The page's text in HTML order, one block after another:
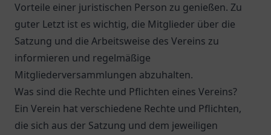
Vorteile einer juristischen Person zu genießen. Zu
guter Letzt ist es wichtig, die Mitglieder über die
Satzung und die Arbeitsweise des Vereins zu
informieren und regelmäßige
Mitgliederversammlungen abzuhalten.
Was sind die Rechte und Pflichten eines Vereins?
Ein Verein hat verschiedene Rechte und Pflichten,
die sich aus der Satzung und dem jeweiligen